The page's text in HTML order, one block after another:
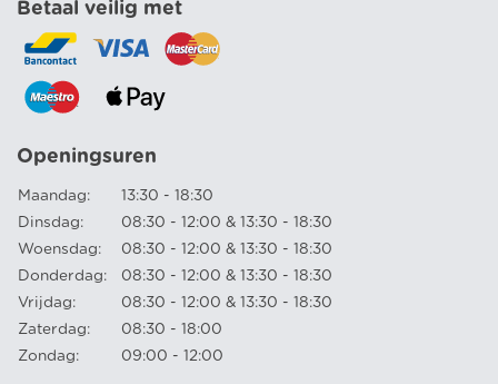
Betaal veilig met
Openingsuren
Maandag:
13:30 - 18:30
Dinsdag:
08:30 - 12:00 & 13:30 - 18:30
Woensdag:
08:30 - 12:00 & 13:30 - 18:30
Donderdag:
08:30 - 12:00 & 13:30 - 18:30
Vrijdag:
08:30 - 12:00 & 13:30 - 18:30
Zaterdag:
08:30 - 18:00
Zondag:
09:00 - 12:00